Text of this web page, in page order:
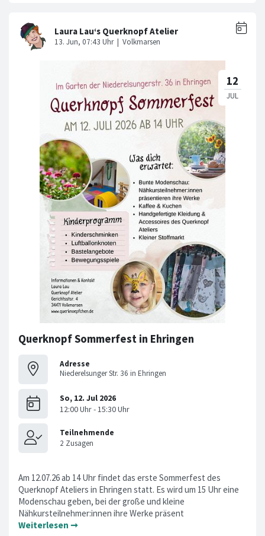
Querknopf Sommerfest in Ehringen
Adresse
Niederelsunger Str. 36 in Ehringen
Am 12.07.26 ab 14 Uhr findet das erste Sommerfest des
Querknopf Ateliers in Ehringen statt. Es wird um 15 Uhr eine
Modenschau geben, bei der große und kleine
Nähkursteilnehmer:innen ihre Werke präsent
Weiterlesen ➞